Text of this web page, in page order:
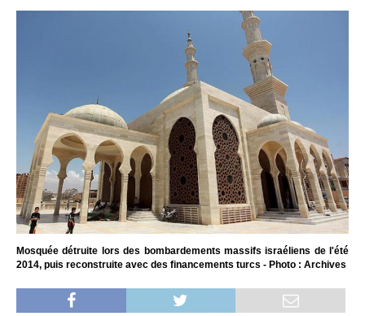
Mosquée détruite lors des bombardements massifs israéliens de l'été
2014, puis reconstruite avec des financements turcs - Photo : Archives